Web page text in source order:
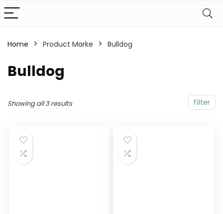
Home Product Marke ‎Bulldog
‎Bulldog
Filter
Showing all 3 results